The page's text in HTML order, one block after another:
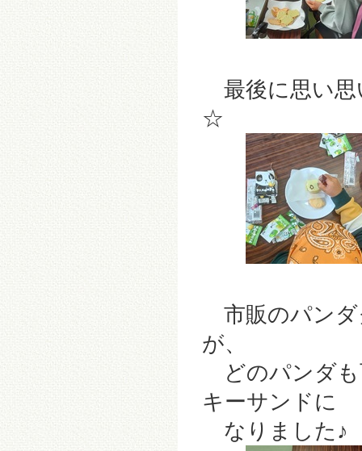
最後に思い思
☆
市販のパンダ
が、
どのパンダも
キーサンドに
なりました♪